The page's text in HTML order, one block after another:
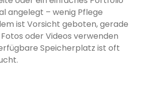
angelegt – wenig Pflege
ist Vorsicht geboten, gerade
oder Videos verwenden
Speicherplatz ist oft